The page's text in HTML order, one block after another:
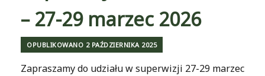
– 27-29 marzec 2026
OPUBLIKOWANO 2 PAŹDZIERNIKA 2025
Zapraszamy do udziału w superwizji 27-29 marzec